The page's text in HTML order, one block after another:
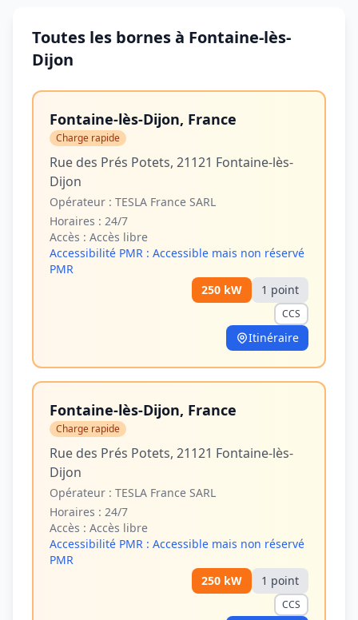
Toutes les bornes à Fontaine-lès-
Dijon
Fontaine-lès-Dijon, France
Charge rapide
Rue des Prés Potets, 21121 Fontaine-lès-
Dijon
Opérateur : TESLA France SARL
Horaires : 24/7
Accès : Accès libre
Accessibilité PMR : Accessible mais non réservé
PMR
250 kW 1 point
CCS
Itinéraire
Fontaine-lès-Dijon, France
Charge rapide
Rue des Prés Potets, 21121 Fontaine-lès-
Dijon
Opérateur : TESLA France SARL
Horaires : 24/7
Accès : Accès libre
Accessibilité PMR : Accessible mais non réservé
PMR
250 kW 1 point
CCS